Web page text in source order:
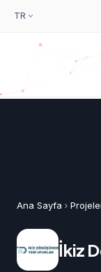
TR
Ana Sayfa
İkiz